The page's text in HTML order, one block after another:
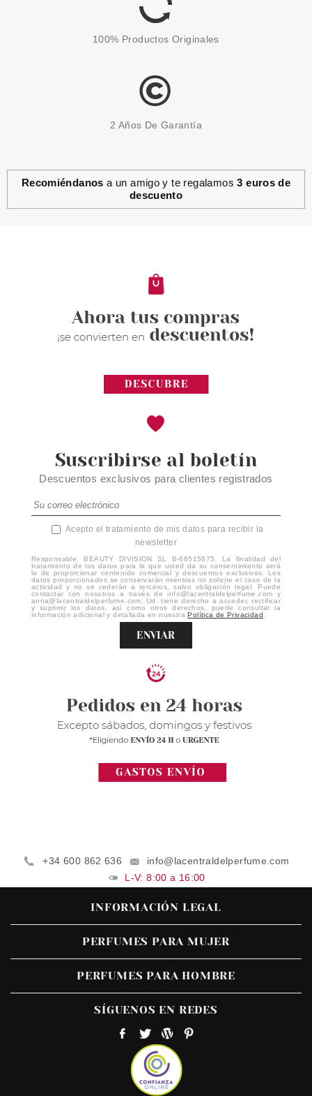
100% Productos Originales
2 Años De Garantía
Recomiéndanos a un amigo y te regalamos3 euros de
descuento
Suscribirse al boletín
Descuentos exclusivos para clientes registrados
Acepto el tratamiento de mis datos para recibir la
newsletter
Responsable: BEAUTY DIVISION SL B-66515875. La finalidad del
tratamiento de los datos para la que usted da su consentimiento será
la de proporcionar contenido comercial y descuentos exclusivos. Los
datos proporcionados se conservarán mientras no solicite el cese de la
actividad y no se cederán a terceros, salvo obligación legal. Puede
contactar con nosotros a través de info@lacentraldelperfume.com y
anna@lacentraldelperfume.com. Ud. tiene derecho a acceder, rectificar
y suprimir los datos, así como otros derechos, puede consultar la
información adicional y detallada en nuestraPolítica de Privacidad
ENVIAR
+34 600 862 636
info@lacentraldelperfume.com
L-V: 8:00 a 16:00
INFORMACIÓN LEGAL
PERFUMES PARA MUJER
PERFUMES PARA HOMBRE
SÍGUENOS EN REDES